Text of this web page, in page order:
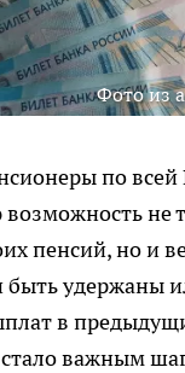
Фото из
по всей
не
пенсий, но и
быть удержаны
в
важным